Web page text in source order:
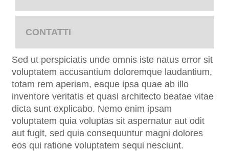
CONTATTI
Sed ut perspiciatis unde omnis iste natus error sit
voluptatem accusantium doloremque laudantium,
totam rem aperiam, eaque ipsa quae ab illo
inventore veritatis et quasi architecto beatae vitae
dicta sunt explicabo. Nemo enim ipsam
voluptatem quia voluptas sit aspernatur aut odit
aut fugit, sed quia consequuntur magni dolores
eos qui ratione voluptatem sequi nesciunt.